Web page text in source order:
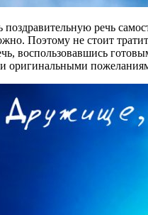
поздравительную речь
Поэтому не стоит
воспользовавшись
оригинальными